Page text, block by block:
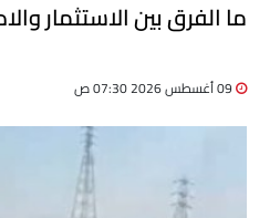
ما الفرق بين الاستثمار